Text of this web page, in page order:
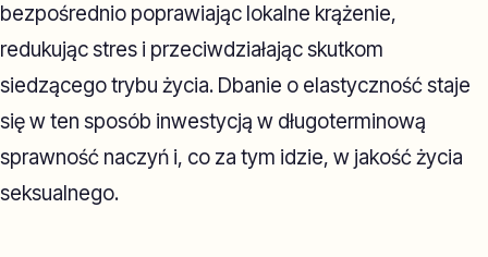
bezpośrednio poprawiając lokalne krążenie,
redukując stres i przeciwdziałając skutkom
siedzącego trybu życia. Dbanie o elastyczność staje
się w ten sposób inwestycją w długoterminową
sprawność naczyń i, co za tym idzie, w jakość życia
seksualnego.